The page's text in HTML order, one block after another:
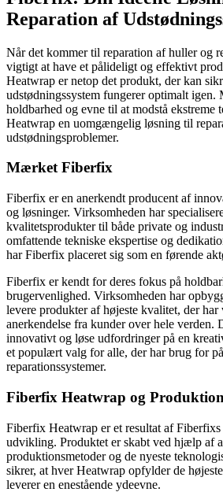
Reparation af
Når det kommer til reparation af huller og
vigtigt at have et pålideligt og effektivt
Heatwrap er netop det produkt, der kan
udstødningssystem fungerer optimalt igen.
holdbarhed og evne til at modstå ekstreme
Heatwrap en uomgængelig løsning til
udstødningsproblemer.
Mærket Fiberfix
Fiberfix er en anerkendt producent af
og løsninger. Virksomheden har
kvalitetsprodukter til både private og
omfattende tekniske ekspertise og
har Fiberfix placeret sig som en førende
Fiberfix er kendt for deres fokus på
brugervenlighed. Virksomheden har
levere produkter af højeste kvalitet, der
anerkendelse fra kunder over hele verden.
innovativt og løse udfordringer på en
et populært valg for alle, der har brug for
reparationssystemer.
Fiberfix Heatwrap og
Fiberfix Heatwrap er et resultat af
udvikling. Produktet er skabt ved hjælp af
produktionsmetoder og de nyeste
sikrer, at hver Heatwrap opfylder de
leverer en enestående ydeevne.